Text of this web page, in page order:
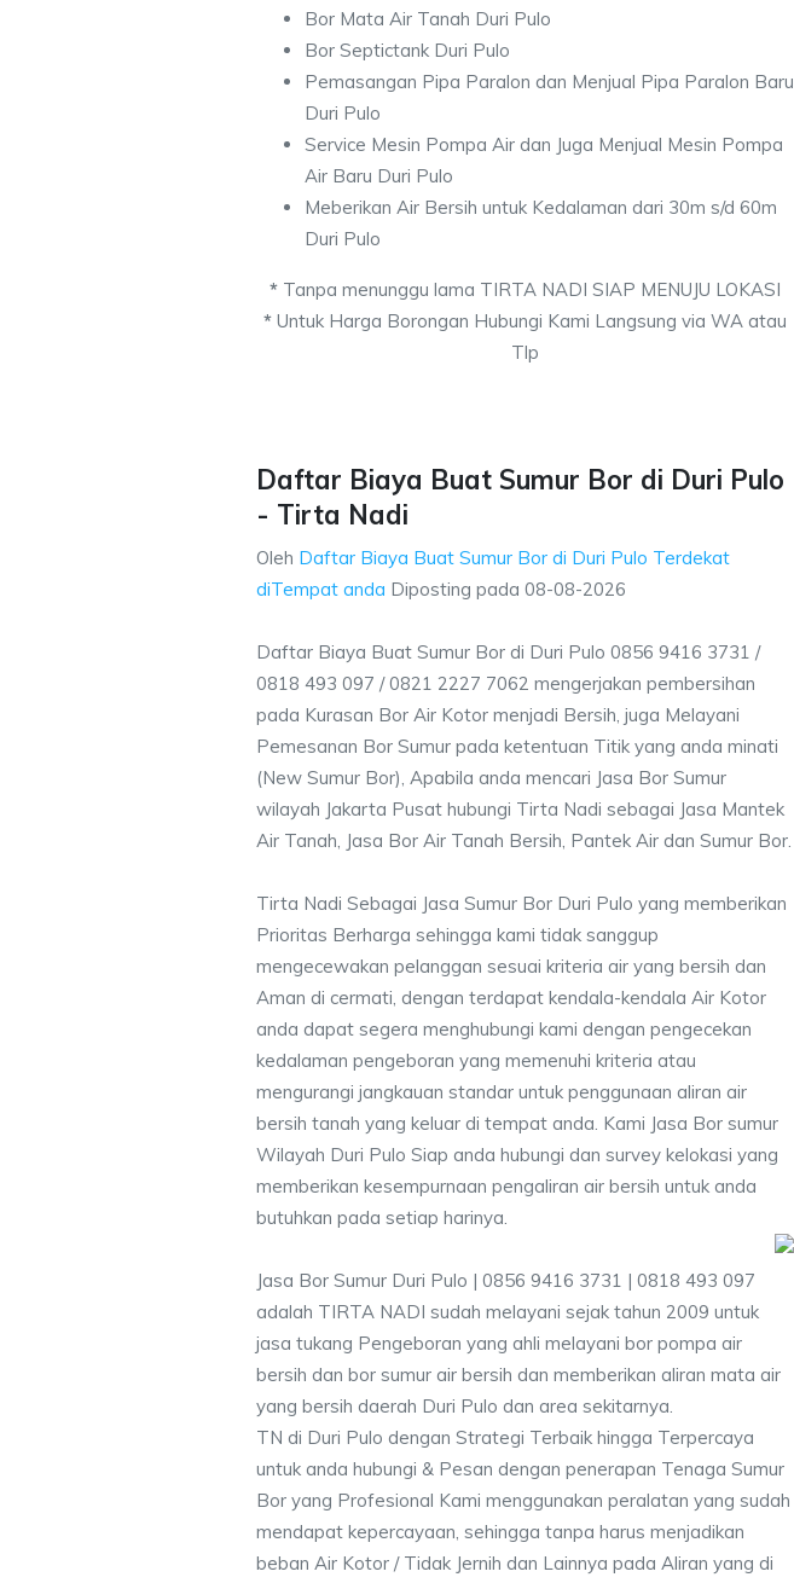
Bor Mata Air Tanah Duri Pulo
Bor Septictank Duri Pulo
Pemasangan Pipa Paralon dan Menjual Pipa Paralon Baru
Duri Pulo
Service Mesin Pompa Air dan Juga Menjual Mesin Pompa
Air Baru Duri Pulo
Meberikan Air Bersih untuk Kedalaman dari 30m s/d 60m
Duri Pulo
* Tanpa menunggu lama TIRTA NADI SIAP MENUJU LOKASI
* Untuk Harga Borongan Hubungi Kami Langsung via WA atau
Tlp
Daftar Biaya Buat Sumur Bor di Duri Pulo
- Tirta Nadi
Oleh Daftar Biaya Buat Sumur Bor di Duri Pulo Terdekat
diTempat anda Diposting pada 08-08-2026
Daftar Biaya Buat Sumur Bor di Duri Pulo 0856 9416 3731 /
0818 493 097 / 0821 2227 7062 mengerjakan pembersihan
pada Kurasan Bor Air Kotor menjadi Bersih, juga Melayani
Pemesanan Bor Sumur pada ketentuan Titik yang anda minati
(New Sumur Bor), Apabila anda mencari Jasa Bor Sumur
wilayah Jakarta Pusat hubungi Tirta Nadi sebagai Jasa Mantek
Air Tanah, Jasa Bor Air Tanah Bersih, Pantek Air dan Sumur Bor.
Tirta Nadi Sebagai Jasa Sumur Bor Duri Pulo yang memberikan
Prioritas Berharga sehingga kami tidak sanggup
mengecewakan pelanggan sesuai kriteria air yang bersih dan
Aman di cermati, dengan terdapat kendala-kendala Air Kotor
anda dapat segera menghubungi kami dengan pengecekan
kedalaman pengeboran yang memenuhi kriteria atau
mengurangi jangkauan standar untuk penggunaan aliran air
bersih tanah yang keluar di tempat anda. Kami Jasa Bor sumur
Wilayah Duri Pulo Siap anda hubungi dan survey kelokasi yang
memberikan kesempurnaan pengaliran air bersih untuk anda
butuhkan pada setiap harinya.
Jasa Bor Sumur Duri Pulo | 0856 9416 3731 | 0818 493 097
adalah TIRTA NADI sudah melayani sejak tahun 2009 untuk
jasa tukang Pengeboran yang ahli melayani bor pompa air
bersih dan bor sumur air bersih dan memberikan aliran mata air
yang bersih daerah Duri Pulo dan area sekitarnya.
TN di Duri Pulo dengan Strategi Terbaik hingga Terpercaya
untuk anda hubungi & Pesan dengan penerapan Tenaga Sumur
Bor yang Profesional Kami menggunakan peralatan yang sudah
mendapat kepercayaan, sehingga tanpa harus menjadikan
beban Air Kotor / Tidak Jernih dan Lainnya pada Aliran yang di